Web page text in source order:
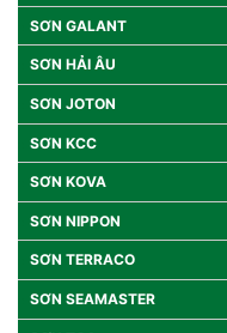
SƠN GALANT
SƠN HẢI ÂU
SƠN JOTON
SƠN KCC
SƠN KOVA
SƠN NIPPON
SƠN TERRACO
SƠN SEAMASTER